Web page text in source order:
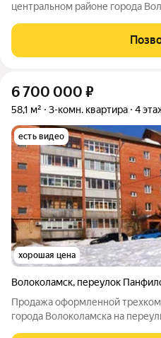
центральном районе города
100 км. от мкад. Вся
инфраструктура в шаговой
6 700 000 ₽
58,1 м² 3-комн. квартира 4
есть видео
хорошая цена
Волоколамск, переулок
Продажа оформленной
города Волоколамска на